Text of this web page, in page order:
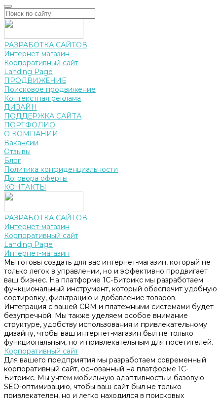
РАЗРАБОТКА САЙТОВ
Интернет-магазин
Корпоративный сайт
Landing Page
ПРОДВИЖЕНИЕ
Поисковое продвижение
Контекстная реклама
ДИЗАЙН
ПОДДЕРЖКА САЙТА
ПОРТФОЛИО
О КОМПАНИИ
Вакансии
Отзывы
Блог
Политика конфиденциальности
Договора оферты
КОНТАКТЫ
РАЗРАБОТКА САЙТОВ
Интернет-магазин
Корпоративный сайт
Landing Page
Интернет-магазин
Мы готовы создать для вас интернет-магазин, который не
только легок в управлении, но и эффективно продвигает
ваш бизнес. На платформе 1С-Битрикс мы разработаем
функциональный инструмент, который обеспечит удобную
сортировку, фильтрацию и добавление товаров.
Интеграция с вашей CRM и платежными системами будет
безупречной. Мы также уделяем особое внимание
структуре, удобству использования и привлекательному
дизайну, чтобы ваш интернет-магазин был не только
функциональным, но и привлекательным для посетителей.
Корпоративный сайт
Для вашего предприятия мы разработаем современный
корпоративный сайт, основанный на платформе 1С-
Битрикс. Мы учтем мобильную адаптивность и базовую
SEO-оптимизацию, чтобы ваш сайт был не только
привлекателен, но и легко находился в поисковых